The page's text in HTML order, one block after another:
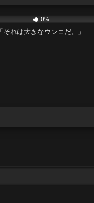
0%
「それは大きなウンコだ。」